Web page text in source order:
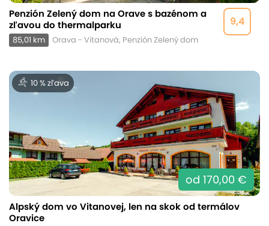
9,4
Penzión Zelený dom na Orave s bazénom a
zľavou do thermalparku
85,01 km Orava - Vitanová, Penzión Zelený dom
10 % zľava
od 170,00 €
Alpský dom vo Vitanovej, len na skok od termálov
Oravice